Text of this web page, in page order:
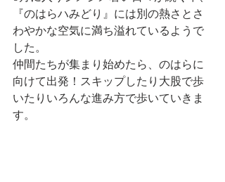
『のはらハみどり』には別の熱さとさ
わやかな空気に満ち溢れているようで
した。
仲間たちが集まり始めたら、のはらに
向けて出発！スキップしたり大股で歩
いたりいろんな進み方で歩いていきま
す。